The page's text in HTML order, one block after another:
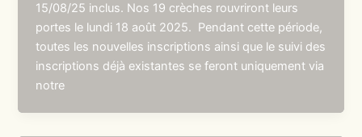
15/08/25 inclus. Nos 19 crèches rouvriront leurs
portes le lundi 18 août 2025. Pendant cette période,
toutes les nouvelles inscriptions ainsi que le suivi des
inscriptions déjà existantes se feront uniquement via
notre